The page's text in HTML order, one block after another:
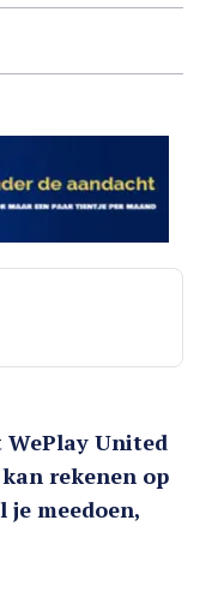
WePlay United
rekenen op
je meedoen,